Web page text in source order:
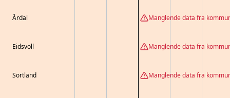
Årdal
Eidsvoll
Sortland
Manglende data fra
Manglende data fra
Manglende data fra